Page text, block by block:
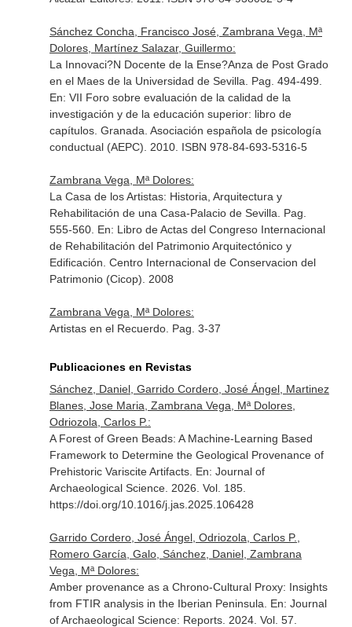
Sánchez Concha, Francisco José, Zambrana Vega, Mª
Dolores, Martínez Salazar, Guillermo:
La Innovaci?N Docente de la Ense?Anza de Post Grado
en el Maes de la Universidad de Sevilla. Pag. 494-499.
En: VII Foro sobre evaluación de la calidad de la
investigación y de la educación superior: libro de
capítulos. Granada. Asociación española de psicología
conductual (AEPC). 2010. ISBN 978-84-693-5316-5
Zambrana Vega, Mª Dolores:
La Casa de los Artistas: Historia, Arquitectura y
Rehabilitación de una Casa-Palacio de Sevilla. Pag.
555-560. En: Libro de Actas del Congreso Internacional
de Rehabilitación del Patrimonio Arquitectónico y
Edificación . Centro Internacional de Conservacion del
Patrimonio (Cicop). 2008
Zambrana Vega, Mª Dolores:
Artistas en el Recuerdo. Pag. 3-37
Publicaciones en Revistas
Sánchez, Daniel, Garrido Cordero, José Ángel, Martinez
Blanes, Jose Maria, Zambrana Vega, Mª Dolores,
Odriozola, Carlos P.:
A Forest of Green Beads: A Machine-Learning Based
Framework to Determine the Geological Provenance of
Prehistoric Variscite Artifacts. En: Journal of
Archaeological Science. 2026. Vol. 185.
https://doi.org/10.1016/j.jas.2025.106428
Garrido Cordero, José Ángel, Odriozola, Carlos P.,
Romero García, Galo, Sánchez, Daniel, Zambrana
Vega, Mª Dolores:
Amber provenance as a Chrono-Cultural Proxy: Insights
from FTIR analysis in the Iberian Peninsula. En: Journal
of Archaeological Science: Reports. 2024. Vol. 57.